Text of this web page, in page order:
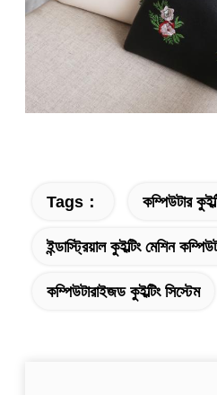
Tags： কম্পিউটার
ইন্ডাস্ট্রিয়াল কুইল্টিং মেশিন
কম্পিউটারাইজড কুইল্টিং সিস্টেম